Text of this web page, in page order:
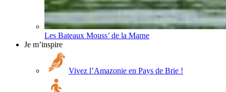
Les Bateaux Mouss’ de la Marne
Je m’inspire
Vivez l’Amazonie en Pays de Brie !